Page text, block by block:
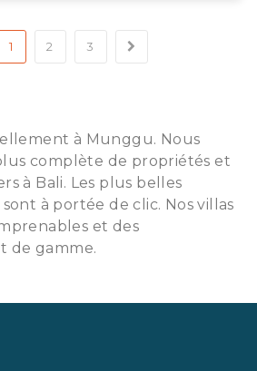
1 2 3
à Munggu. Nous
complète de propriétés et
à Bali. Les plus belles
à portée de clic. Nos villas
et des
de gamme.